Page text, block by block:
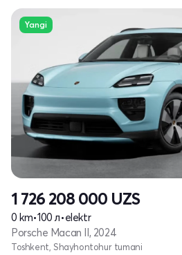
Yangi
1 726 208 000 UZS
0 km•100 л•elektr
Porsche Macan II, 2024
Toshkent, Shayhontohur tumani